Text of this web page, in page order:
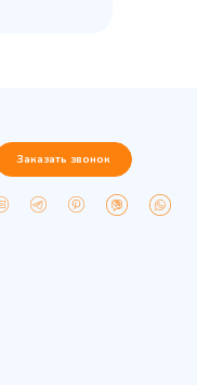
Заказать звонок